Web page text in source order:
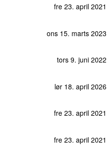
fre 23. april 2021
ons 15. marts 2023
tors 9. juni 2022
lør 18. april 2026
fre 23. april 2021
fre 23. april 2021